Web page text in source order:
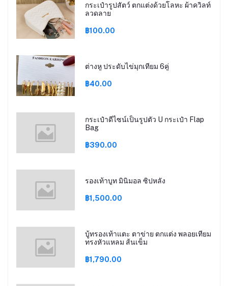
กระเป๋ารูปสัตว์ ตกแต่งด้วยโลหะ ผ้าควิลท์
ลวดลาย
฿100.00
ต่างหู ประดับไข่มุกเทียม 6คู่
฿40.00
กระเป๋าดีไซน์เป็นรูปตัว U กระเป๋า Flap
Bag
฿390.00
รองเท้าบูท มินิมอล ซิปหลัง
฿1,500.00
บู้ทรองเท้าแตะ ตาข่าย ตกแต่ง พลอยเทียม
ทรงหัวแหลม ส้นเข็ม
฿1,790.00